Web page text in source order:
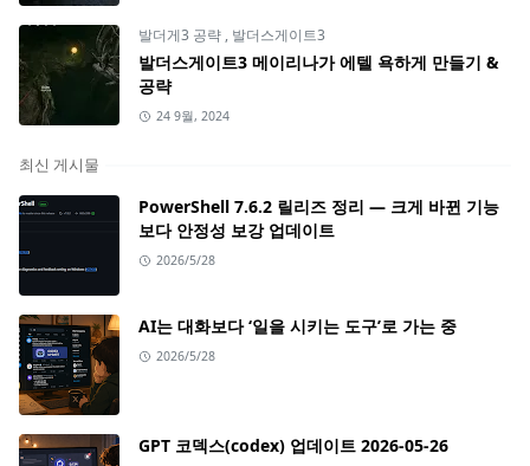
발더게3 공략 , 발더스게이트3
발더스게이트3 메이리나가 에텔 욕하게 만들기 &
공략
24 9월, 2024
최신 게시물
PowerShell 7.6.2 릴리즈 정리 — 크게 바뀐 기능
보다 안정성 보강 업데이트
2026/5/28
AI는 대화보다 ‘일을 시키는 도구’로 가는 중
2026/5/28
GPT 코덱스(codex) 업데이트 2026-05-26